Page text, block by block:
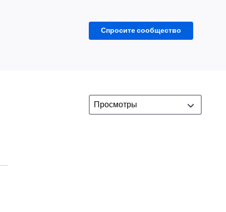
Спросите сообщество